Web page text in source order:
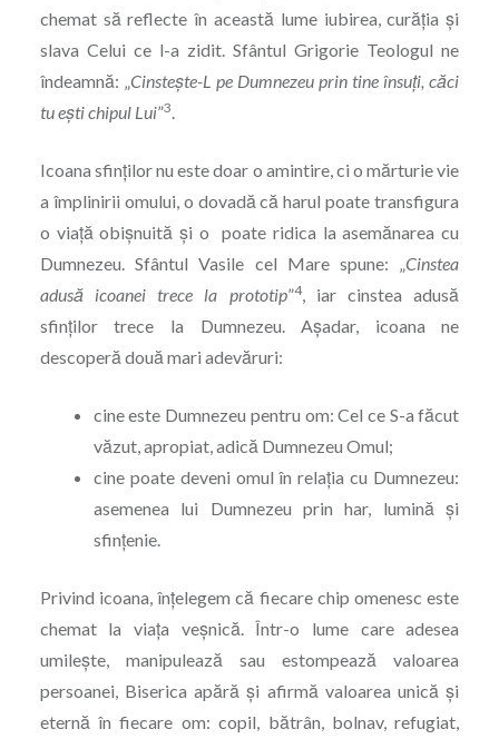
chemat să reflecte în această lume iubirea, curăția și
slava Celui ce l-a zidit. Sfântul Grigorie Teologul ne
îndeamnă: „Cinstește-L pe Dumnezeu prin tine însuți, căci
tu ești chipul Lui”3.
Icoana sfinților nu este doar o amintire, ci o mărturie vie
a împlinirii omului, o dovadă că harul poate transfigura
o viață obiș­nuită și o poate ridica la asemănarea cu
Dumnezeu. Sfântul ­Vasile cel Mare spune: „Cinstea
adusă icoanei trece la prototip”4, iar cinstea adusă
sfinților trece la Dumnezeu. Așadar, icoana ne
descoperă două mari adevăruri:
cine este Dumnezeu pentru om: Cel ce S-a făcut
văzut, apropiat, adică Dumnezeu Omul;
cine poate deveni omul în relația cu Dumnezeu:
asemenea lui Dumnezeu prin har, lumină și
sfințenie.
Privind icoana, înțelegem că fiecare chip omenesc este
chemat la viața veșnică. Într-o lume care adesea
umilește, manipulează sau estompează valoarea
persoanei, Biserica apără și afirmă valoarea unică și
eternă în fiecare om: copil, bătrân, bolnav, refugiat,